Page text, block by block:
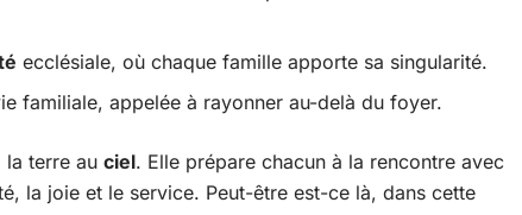
ecclésiale, où chaque famille apporte sa singularité.
familiale, appelée à rayonner au-delà du foyer.
terre au ciel. Elle prépare chacun à la rencontre avec
la joie et le service. Peut-être est-ce là, dans cette